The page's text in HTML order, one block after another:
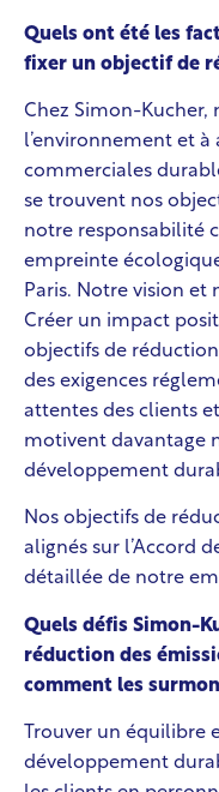
Quels ont été les
fixer un objectif de
Chez Simon-Kucher,
l’environnement et
commerciales
se trouvent nos
notre responsabilité
empreinte
Paris. Notre vision et
Créer un impact
objectifs de
des exigences
attentes des clients
motivent davantage
développement
Nos objectifs de
alignés sur l’Accord
détaillée de notre
Quels défis Simon-
réduction des
comment les
Trouver un équilibre
développement